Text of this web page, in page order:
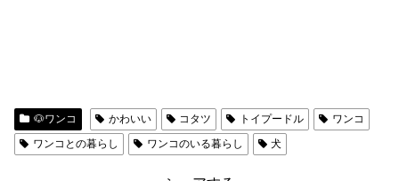
🐶ワンコ かわいい コタツ トイプードル
ワンコ
ワンコとの暮らし
ワンコのいる暮らし 犬